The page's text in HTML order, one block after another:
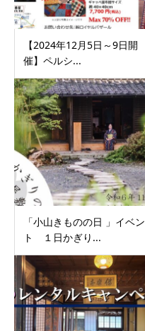
【2024年12月5日～9日開
催】ペルシ...
「小山きものの日 」イベン
ト １日かぎり...